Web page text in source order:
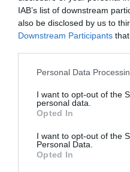
IAB’s list of downstream
also be disclosed by us to
Downstream Participants
Personal Data
I want to opt-out of the
personal data.
Opted In
I want to opt-out of the
Personal Data.
Opted In
Emincé
de bœuf
35
Paupiette de
veau
45
Côtelette
d’agneau
35
Rôti deporc 2